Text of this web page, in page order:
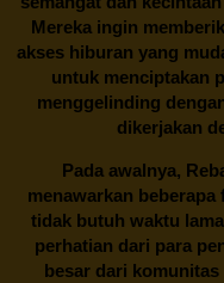
Mereka ingin
akses hiburan yang
untuk menciptakan
menggelinding
dikerjakan
Pada awalnya,
menawarkan beberapa
tidak butuh waktu
perhatian dari para
besar dari